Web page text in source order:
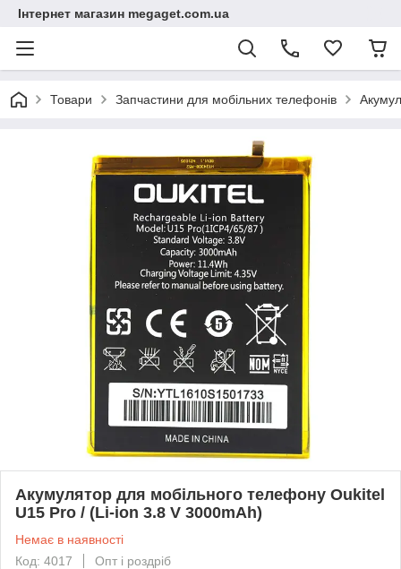
Інтернет магазин megaget.com.ua
Товари Запчастини для мобільних телефонів
Акумулятор для мобільного телефону Oukitel
U15 Pro / (Li-ion 3.8 V 3000mAh)
Немає в наявності
Код: 4017
Опт і роздріб